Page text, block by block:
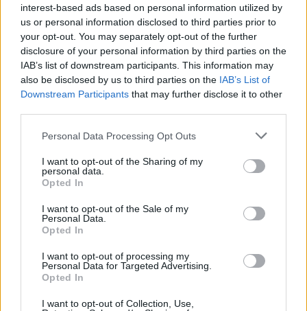
interest-based ads based on personal information utilized by
us or personal information disclosed to third parties prior to
your opt-out. You may separately opt-out of the further
disclosure of your personal information by third parties on the
IAB’s list of downstream participants. This information may
also be disclosed by us to third parties on the IAB’s List of
Downstream Participants that may further disclose it to other
Personal Data Processing Opt Outs
I want to opt-out of the Sharing of my
personal data.
Opted In
I want to opt-out of the Sale of my
Personal Data.
Opted In
I want to opt-out of processing my
Personal Data for Targeted Advertising.
Opted In
I want to opt-out of Collection, Use,
Σχετικά Άρθρα